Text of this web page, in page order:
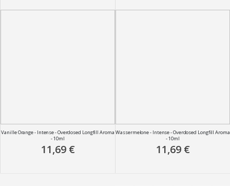
Vanille Orange - Intense - Overdosed Longfill Aroma
- 10ml
11,69 €
Wassermelone - Intense - Overdosed Longfill Aroma
- 10ml
11,69 €